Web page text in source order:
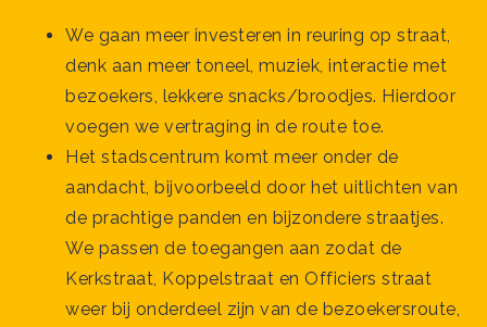
We gaan meer investeren in reuring op straat,
denk aan meer toneel, muziek, interactie met
bezoekers, lekkere snacks/broodjes. Hierdoor
voegen we vertraging in de route toe.
Het stadscentrum komt meer onder de
aandacht, bijvoorbeeld door het uitlichten van
de prachtige panden en bijzondere straatjes.
We passen de toegangen aan zodat de
Kerkstraat, Koppelstraat en Officiers straat
weer bij onderdeel zijn van de bezoekersroute,